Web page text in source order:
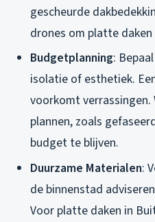
gescheurde
drones om platte
Budgetplanning:
isolatie of esthetiek.
voorkomt verrassingen.
plannen, zoals
budget te blijven.
Duurzame Materialen:
de binnenstad
Voor platte daken in